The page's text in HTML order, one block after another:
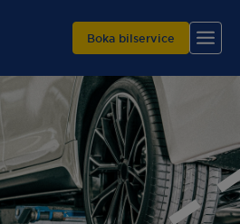
Boka bilservice